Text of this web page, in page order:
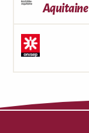
Aquitaine